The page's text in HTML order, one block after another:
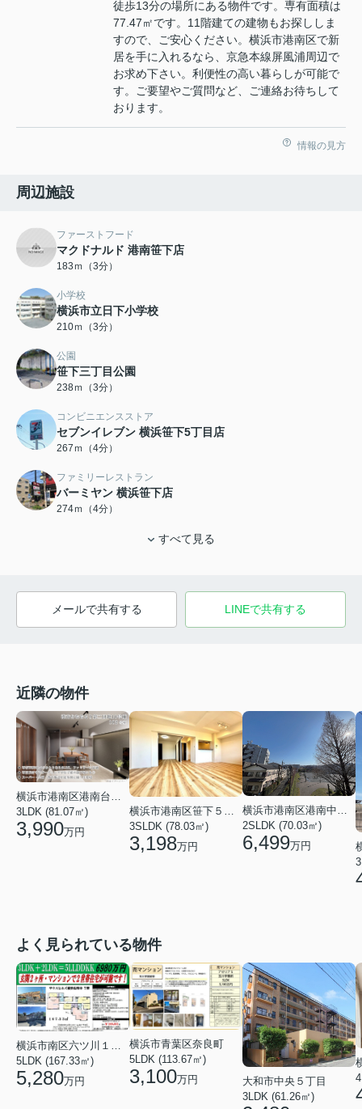
徒歩13分の場所にある物件です。専有面積は
77.47㎡です。11階建ての建物もお探ししま
すので、ご安心ください。横浜市港南区で新
居を手に入れるなら、京急本線屏風浦周辺で
お求め下さい。利便性の高い暮らしが可能で
す。ご要望やご質問など、ご連絡お待ちして
おります。
情報の見方
周辺施設
ファーストフード
マクドナルド 港南笹下店
183ｍ（3分）
小学校
横浜市立日下小学校
210ｍ（3分）
公園
笹下三丁目公園
238ｍ（3分）
コンビニエンスストア
セブンイレブン 横浜笹下5丁目店
267ｍ（4分）
ファミリーレストラン
バーミヤン 横浜笹下店
274ｍ（4分）
すべて見る
メールで共有する LINEで共有する
近隣の物件
3LDK (81.07㎡)
3,990万円
3SLDK (78.03㎡)
3,198万円
横浜市港南区港南中央通
2SLDK (70.03㎡)
6,499万円
よく見られている物件
5LDK (167.33㎡)
5,280万円
横浜市青葉区奈良町
5LDK (113.67㎡)
3,100万円
大和市中央５丁目
3LDK (61.26㎡)